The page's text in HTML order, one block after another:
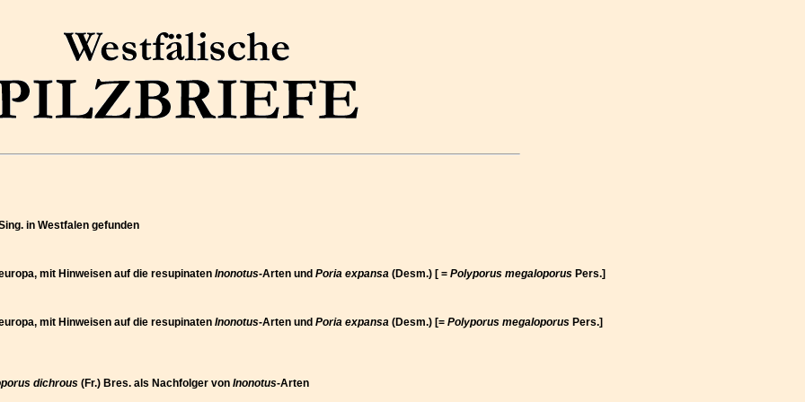
in Westfalen gefunden
mit Hinweisen auf die resupinaten Inonotus-Arten und Poria expansa (Desm.) [ = Polyporus megaloporus Pers.]
mit Hinweisen auf die resupinaten Inonotus-Arten und Poria expansa (Desm.) [= Polyporus megaloporus Pers.]
dichrous (Fr.) Bres. als Nachfolger von Inonotus-Arten